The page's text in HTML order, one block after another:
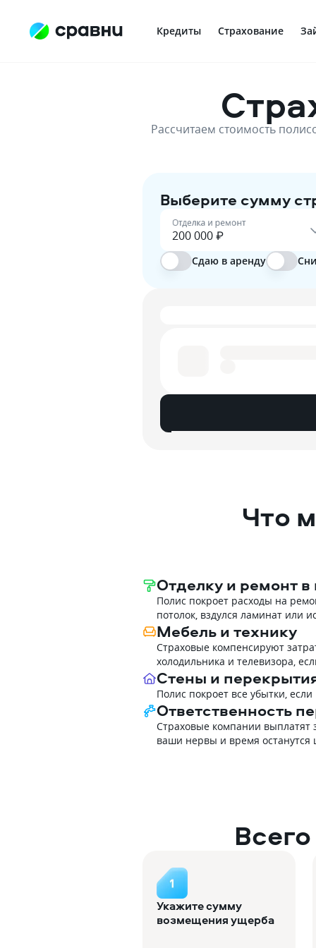
Кредиты Страхование
Рассчитаем стоимость
Выберите сумму
Отделка и ремонт
Сдаю в аренду
Что
Отделку и ремонт в
Полис покроет расходы на
потолок, вздулся ламинат или
Мебель и технику
Страховые компенсируют
холодильника и телевизора,
Стены и
Полис покроет все убытки,
Ответственность
Страховые компании выплатят
ваши нервы и время останутся
Укажите сумму
возмещения ущерба